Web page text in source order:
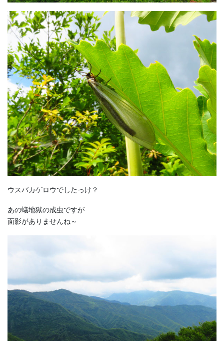
ウスバカゲロウでしたっけ？
あの蟻地獄の成虫ですが
面影がありませんね～